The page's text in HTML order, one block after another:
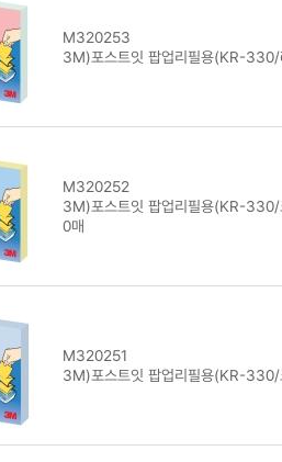
M320253
3M)포스트잇 팝업리필용(KR-330/
M320252
3M)포스트잇 팝업리필용(KR-
0매
M320251
3M)포스트잇 팝업리필용(KR-330/